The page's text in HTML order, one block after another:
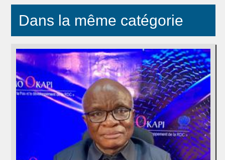
Dans la même catégorie